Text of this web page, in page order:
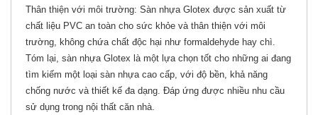
Thân thiện với môi trường: Sàn nhựa Glotex được sản xuất từ
chất liệu PVC an toàn cho sức khỏe và thân thiện với môi
trường, không chứa chất độc hại như formaldehyde hay chì.
Tóm lại, sàn nhựa Glotex là một lựa chọn tốt cho những ai đang
tìm kiếm một loại sàn nhựa cao cấp, với độ bền, khả năng
chống nước và thiết kế đa dạng. Đáp ứng được nhiều nhu cầu
sử dụng trong nội thất căn nhà.